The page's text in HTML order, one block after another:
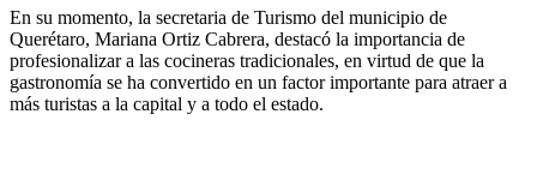
En su momento, la secretaria de Turismo del municipio de
Querétaro, Mariana Ortiz Cabrera, destacó la importancia de
profesionalizar a las cocineras tradicionales, en virtud de que la
gastronomía se ha convertido en un factor importante para atraer a
más turistas a la capital y a todo el estado.